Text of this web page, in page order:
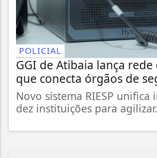
POLICIAL
GGI de Atibaia lança
que conecta órgãos de
Novo sistema RIESP unifica
dez instituições para